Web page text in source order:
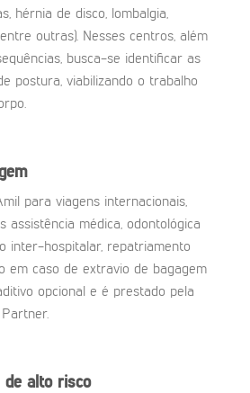
hérnia de disco, lombalgia,
outras). Nesses centros, além
busca-se identificar as
postura, viabilizando o trabalho
para viagens internacionais,
assistência médica, odontológica
inter-hospitalar, repatriamento
em caso de extravio de bagagem
opcional e é prestado pela
de alto risco